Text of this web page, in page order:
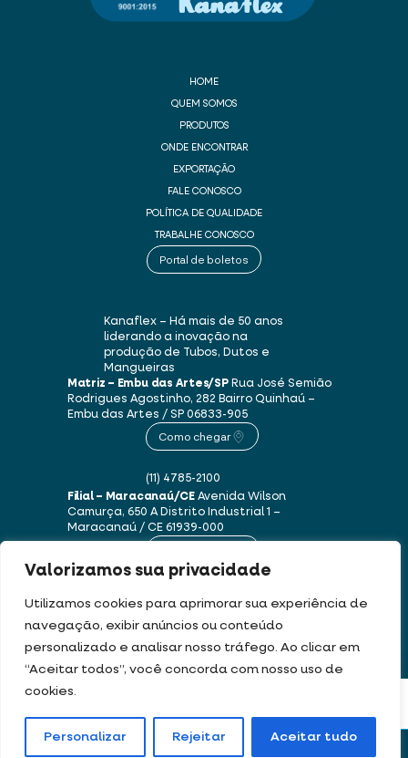
Valorizamos sua privacidade
Utilizamos cookies para aprimorar sua experiência de
navegação, exibir anúncios ou conteúdo
personalizado e analisar nosso tráfego. Ao clicar em
“Aceitar todos”, você concorda com nosso uso de
cookies.
Personalizar Rejeitar Aceitar tudo
Portal de boletos
HOME
QUEM SOMOS
PRODUTOS
ONDE ENCONTRAR
EXPORTAÇÃO
FALE CONOSCO
POLÍTICA DE QUALIDADE
TRABALHE CONOSCO
Portal de boletos
Kanaflex – Há mais de 50 anos
liderando a inovação na
produção de Tubos, Dutos e
Mangueiras
Matriz – Embu das Artes/SPRua José Semião
Rodrigues Agostinho, 282 Bairro Quinhaú –
Embu das Artes / SP06833-905
Como chegar
(11) 4785-2100
Filial – Maracanaú/CEAvenida Wilson
Camurça, 650 ADistrito Industrial 1 –
Maracanaú / CE61939-000
Este site usa cookies e dados pessoais de acordo com os nossosTermos de Uso e